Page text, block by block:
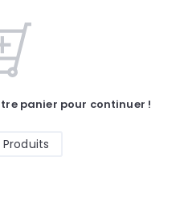
panier pour continuer !
Produits